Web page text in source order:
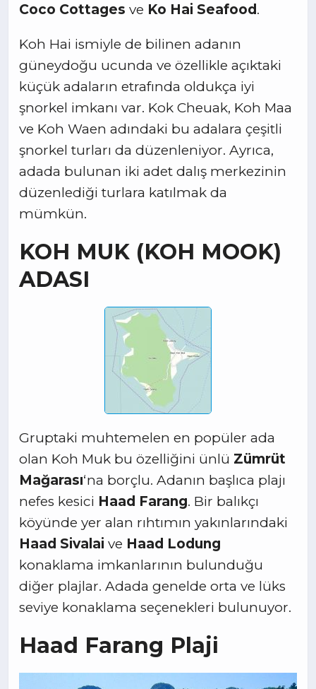
Coco Cottages ve Ko Hai Seafood.
Koh Hai ismiyle de bilinen adanın
güneydoğu ucunda ve özellikle açıktaki
küçük adaların etrafında oldukça iyi
şnorkel imkanı var. Kok Cheuak, Koh Maa
ve Koh Waen adındaki bu adalara çeşitli
şnorkel turları da düzenleniyor. Ayrıca,
adada bulunan iki adet dalış merkezinin
düzenlediği turlara katılmak da
mümkün.
KOH MUK (KOH MOOK)
ADASI
Gruptaki muhtemelen en popüler ada
olan Koh Muk bu özelliğini ünlü Zümrüt
Mağarası‘na borçlu. Adanın başlıca plajı
nefes kesici Haad Farang. Bir balıkçı
köyünde yer alan rıhtımın yakınlarındaki
Haad Sivalai ve Haad Lodung
konaklama imkanlarının bulunduğu
diğer plajlar. Adada genelde orta ve lüks
seviye konaklama seçenekleri bulunuyor.
Haad Farang Plaji